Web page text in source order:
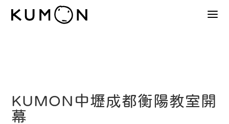
KUMON中壢成都衡陽教室開
幕